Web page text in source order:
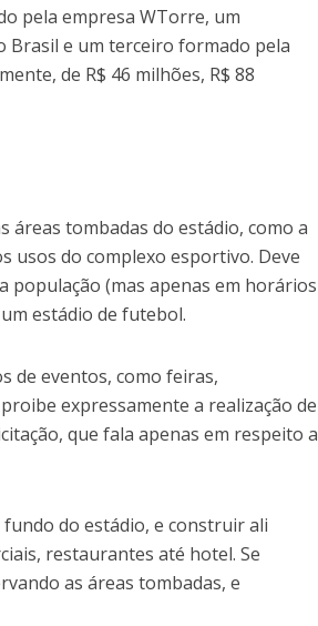
pela empresa WTorre, um
Brasil e um terceiro formado pela
de R$ 46 milhões, R$ 88
tombadas do estádio, como a
usos do complexo esportivo. Deve
população (mas apenas em horários
estádio de futebol.
de eventos, como feiras,
expressamente a realização de
que fala apenas em respeito a
do estádio, e construir ali
restaurantes até hotel. Se
as áreas tombadas, e